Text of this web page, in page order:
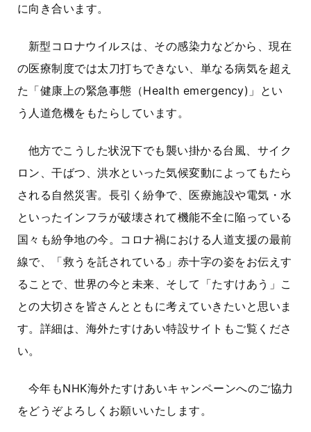
に向き合います。
新型コロナウイルスは、その感染力などから、現在
の医療制度では太刀打ちできない、単なる病気を超え
た「健康上の緊急事態（Health emergency)」とい
う人道危機をもたらしています。
他方でこうした状況下でも襲い掛かる台風、サイク
ロン、干ばつ、洪水といった気候変動によってもたら
される自然災害。長引く紛争で、医療施設や電気・水
といったインフラが破壊されて機能不全に陥っている
国々も紛争地の今。コロナ禍における人道支援の最前
線で、「救うを託されている」赤十字の姿をお伝えす
ることで、世界の今と未来、そして「たすけあう」こ
との大切さを皆さんとともに考えていきたいと思いま
す。詳細は、海外たすけあい特設サイトもご覧くださ
い。
今年もNHK海外たすけあいキャンペーンへのご協力
をどうぞよろしくお願いいたします。